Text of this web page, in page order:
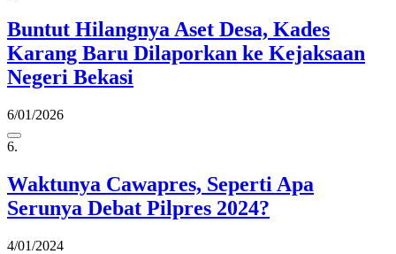
Buntut Hilangnya Aset Desa, Kades
Karang Baru Dilaporkan ke Kejaksaan
Negeri Bekasi
6/01/2026
6.
Waktunya Cawapres, Seperti Apa
Serunya Debat Pilpres 2024?
4/01/2024